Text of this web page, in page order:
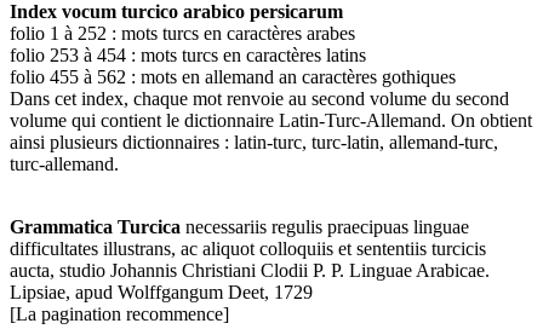
Index vocum turcico arabico persicarum
folio 1 à 252 : mots turcs en caractères arabes
folio 253 à 454 : mots turcs en caractères latins
folio 455 à 562 : mots en allemand an caractères gothiques
Dans cet index, chaque mot renvoie au second volume du second
volume qui contient le dictionnaire Latin-Turc-Allemand. On obtient
ainsi plusieurs dictionnaires : latin-turc, turc-latin, allemand-turc,
turc-allemand.
Grammatica Turcica necessariis regulis praecipuas linguae
difficultates illustrans, ac aliquot colloquiis et sententiis turcicis
aucta, studio Johannis Christiani Clodii P. P. Linguae Arabicae.
Lipsiae, apud Wolffgangum Deet, 1729
[La pagination recommence]